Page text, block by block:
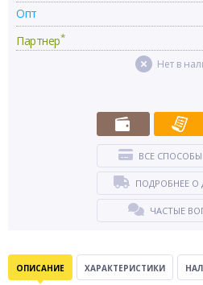
Опт
Партнер*
Нет в
ВСЕ
ПОДРОБНЕЕ О
ЧАСТЫЕ
ОПИСАНИЕ ХАРАКТЕРИСТИКИ